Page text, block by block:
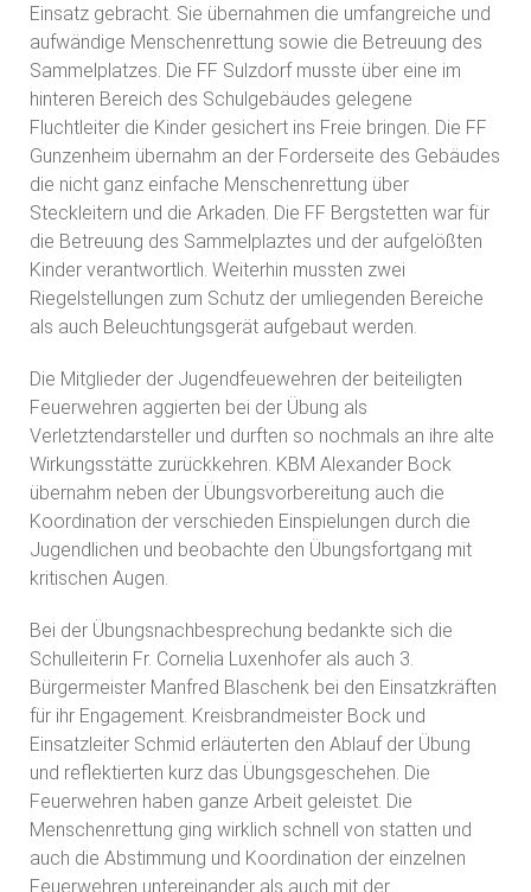
Einsatz gebracht. Sie übernahmen die umfangreiche und
aufwändige Menschenrettung sowie die Betreuung des
Sammelplatzes. Die FF Sulzdorf musste über eine im
hinteren Bereich des Schulgebäudes gelegene
Fluchtleiter die Kinder gesichert ins Freie bringen. Die FF
Gunzenheim übernahm an der Forderseite des Gebäudes
die nicht ganz einfache Menschenrettung über
Steckleitern und die Arkaden. Die FF Bergstetten war für
die Betreuung des Sammelplaztes und der aufgelößten
Kinder verantwortlich. Weiterhin mussten zwei
Riegelstellungen zum Schutz der umliegenden Bereiche
als auch Beleuchtungsgerät aufgebaut werden.
Die Mitglieder der Jugendfeuewehren der beiteiligten
Feuerwehren aggierten bei der Übung als
Verletztendarsteller und durften so nochmals an ihre alte
Wirkungsstätte zurückkehren. KBM Alexander Bock
übernahm neben der Übungsvorbereitung auch die
Koordination der verschieden Einspielungen durch die
Jugendlichen und beobachte den Übungsfortgang mit
kritischen Augen.
Bei der Übungsnachbesprechung bedankte sich die
Schulleiterin Fr. Cornelia Luxenhofer als auch 3.
Bürgermeister Manfred Blaschenk bei den Einsatzkräften
für ihr Engagement. Kreisbrandmeister Bock und
Einsatzleiter Schmid erläuterten den Ablauf der Übung
und reflektierten kurz das Übungsgeschehen. Die
Feuerwehren haben ganze Arbeit geleistet. Die
Menschenrettung ging wirklich schnell von statten und
auch die Abstimmung und Koordination der einzelnen
Feuerwehren untereinander als auch mit der